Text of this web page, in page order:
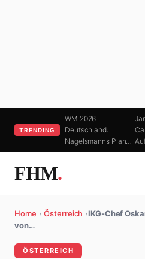
TRENDING
WM 2026
Deutschland:
Nagelsmanns Plan…
FHM.
Home › Österreich ›IKG-Chef
von…
ÖSTERREICH